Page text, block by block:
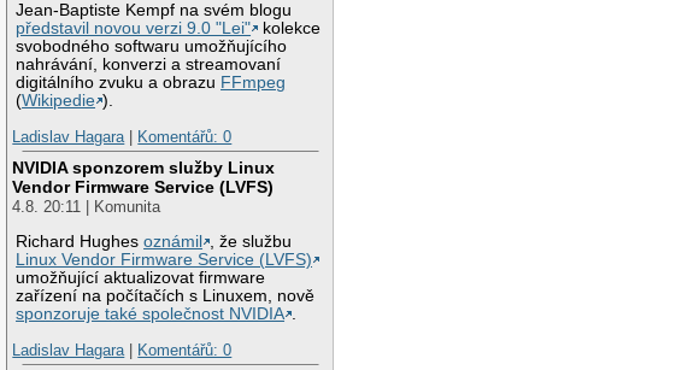
Jean-Baptiste Kempf na svém blogu
představil novou verzi 9.0 "Lei"
kolekce
svobodného softwaru umožňujícího
nahrávání, konverzi a streamovaní
digitálního zvuku a obrazu FFmpeg
(Wikipedie ).
Ladislav Hagara
Komentářů: 0
NVIDIA sponzorem služby Linux
Vendor Firmware Service (LVFS)
4.8. 20:11 | Komunita
Richard Hughesoznámil
, že službu
Linux Vendor Firmware Service (LVFS)
umožňující aktualizovat firmware
zařízení na počítačích s Linuxem, nově
sponzoruje také společnost NVIDIA .
Ladislav Hagara | Komentářů: 0